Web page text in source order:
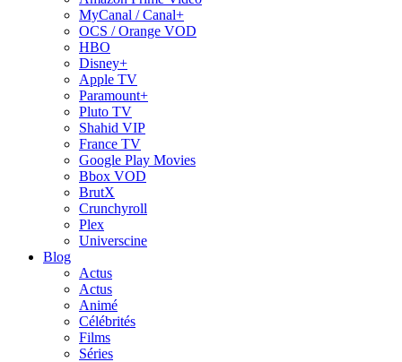
MyCanal / Canal+
OCS / Orange VOD
HBO
Disney+
Apple TV
Paramount+
Pluto TV
Shahid VIP
France TV
Google Play Movies
Bbox VOD
BrutX
Crunchyroll
Plex
Universcine
Blog
Actus
Actus
Animé
Célébrités
Films
Séries